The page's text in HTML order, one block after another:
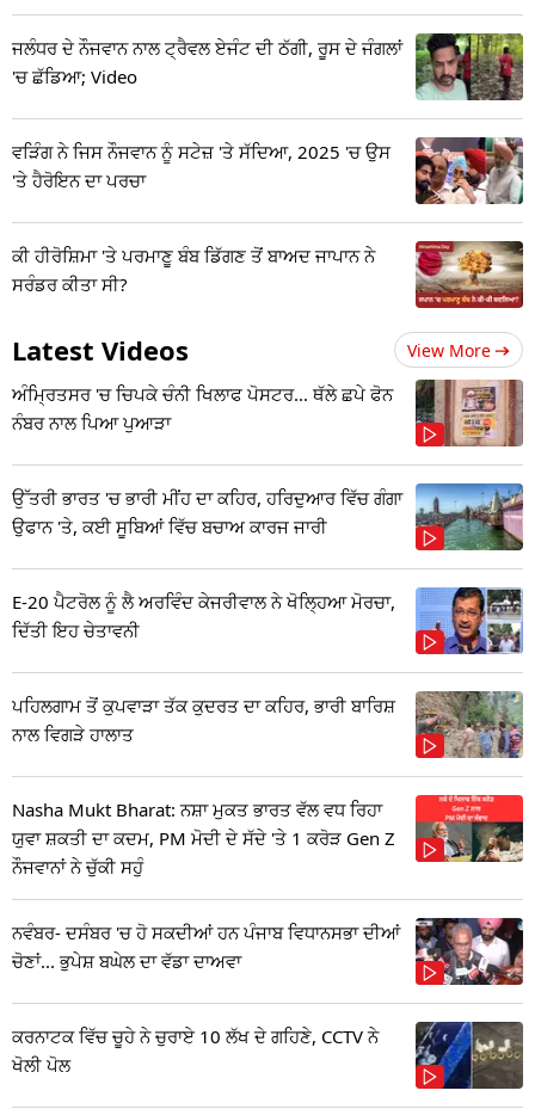
ਜਲੰਧਰ ਦੇ ਨੌਜਵਾਨ ਨਾਲ ਟ੍ਰੈਵਲ ਏਜੰਟ ਦੀ ਠੱਗੀ, ਰੂਸ ਦੇ ਜੰਗਲਾਂ
'ਚ ਛੱਡਿਆ; Video
ਵੜਿੰਗ ਨੇ ਜਿਸ ਨੌਜਵਾਨ ਨੂੰ ਸਟੇਜ਼ 'ਤੇ ਸੱਦਿਆ, 2025 'ਚ ਉਸ
'ਤੇ ਹੈਰੋਇਨ ਦਾ ਪਰਚਾ
ਕੀ ਹੀਰੋਸ਼ਿਮਾ 'ਤੇ ਪਰਮਾਣੂ ਬੰਬ ਡਿੱਗਣ ਤੋਂ ਬਾਅਦ ਜਾਪਾਨ ਨੇ
ਸਰੰਡਰ ਕੀਤਾ ਸੀ?
Latest Videos View More
ਅੰਮ੍ਰਿਤਸਰ 'ਚ ਚਿਪਕੇ ਚੰਨੀ ਖਿਲਾਫ ਪੋਸਟਰ... ਥੱਲੇ ਛਪੇ ਫੋਨ
ਨੰਬਰ ਨਾਲ ਪਿਆ ਪੁਆੜਾ
ਉੱਤਰੀ ਭਾਰਤ 'ਚ ਭਾਰੀ ਮੀਂਹ ਦਾ ਕਹਿਰ, ਹਰਿਦੁਆਰ ਵਿੱਚ ਗੰਗਾ
ਉਫਾਨ 'ਤੇ, ਕਈ ਸੂਬਿਆਂ ਵਿੱਚ ਬਚਾਅ ਕਾਰਜ ਜਾਰੀ
E-20 ਪੈਟਰੋਲ ਨੂੰ ਲੈ ਅਰਵਿੰਦ ਕੇਜਰੀਵਾਲ ਨੇ ਖੋਲ੍ਹਿਆ ਮੋਰਚਾ,
ਦਿੱਤੀ ਇਹ ਚੇਤਾਵਨੀ
ਪਹਿਲਗਾਮ ਤੋਂ ਕੁਪਵਾੜਾ ਤੱਕ ਕੁਦਰਤ ਦਾ ਕਹਿਰ, ਭਾਰੀ ਬਾਰਿਸ਼
ਨਾਲ ਵਿਗੜੇ ਹਾਲਾਤ
Nasha Mukt Bharat: ਨਸ਼ਾ ਮੁਕਤ ਭਾਰਤ ਵੱਲ ਵਧ ਰਿਹਾ
ਯੁਵਾ ਸ਼ਕਤੀ ਦਾ ਕਦਮ, PM ਮੋਦੀ ਦੇ ਸੱਦੇ 'ਤੇ 1 ਕਰੋੜ Gen Z
ਨੌਜਵਾਨਾਂ ਨੇ ਚੁੱਕੀ ਸਹੁੰ
ਨਵੰਬਰ- ਦਸੰਬਰ 'ਚ ਹੋ ਸਕਦੀਆਂ ਹਨ ਪੰਜਾਬ ਵਿਧਾਨਸਭਾ ਦੀਆਂ
ਚੋਣਾਂ... ਭੁਪੇਸ਼ ਬਘੇਲ ਦਾ ਵੱਡਾ ਦਾਅਵਾ
ਕਰਨਾਟਕ ਵਿੱਚ ਚੂਹੇ ਨੇ ਚੁਰਾਏ 10 ਲੱਖ ਦੇ ਗਹਿਣੇ, CCTV ਨੇ
ਖੋਲੀ ਪੋਲ